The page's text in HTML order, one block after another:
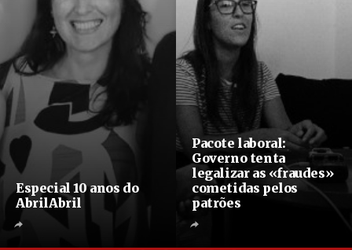
Especial 10 anos do
AbrilAbril
Pacote laboral:
Governo tenta
legalizar as «fraudes»
cometidas pelos
patrões